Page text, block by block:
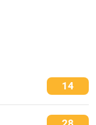
14